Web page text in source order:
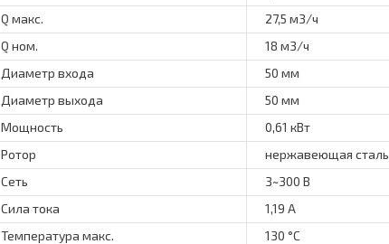
Q макс.
27,5 м3/ч
Q ном.
18 м3/ч
Диаметр входа
50 мм
Диаметр выхода
50 мм
Мощность
0,61 кВт
Ротор
нержавеющая сталь
Сеть
3~300 В
Сила тока
1,19 А
Температура макс.
130 °С